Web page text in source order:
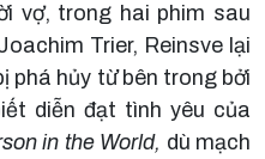
vợ, trong hai phim sau
Trier, Reinsve lại
phá hủy từ bên trong bởi
diễn đạt tình yêu của
in the World, dù mạch